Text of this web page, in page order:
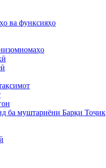
ва функсияҳо
ба муштариёни Барқи Тоҷик